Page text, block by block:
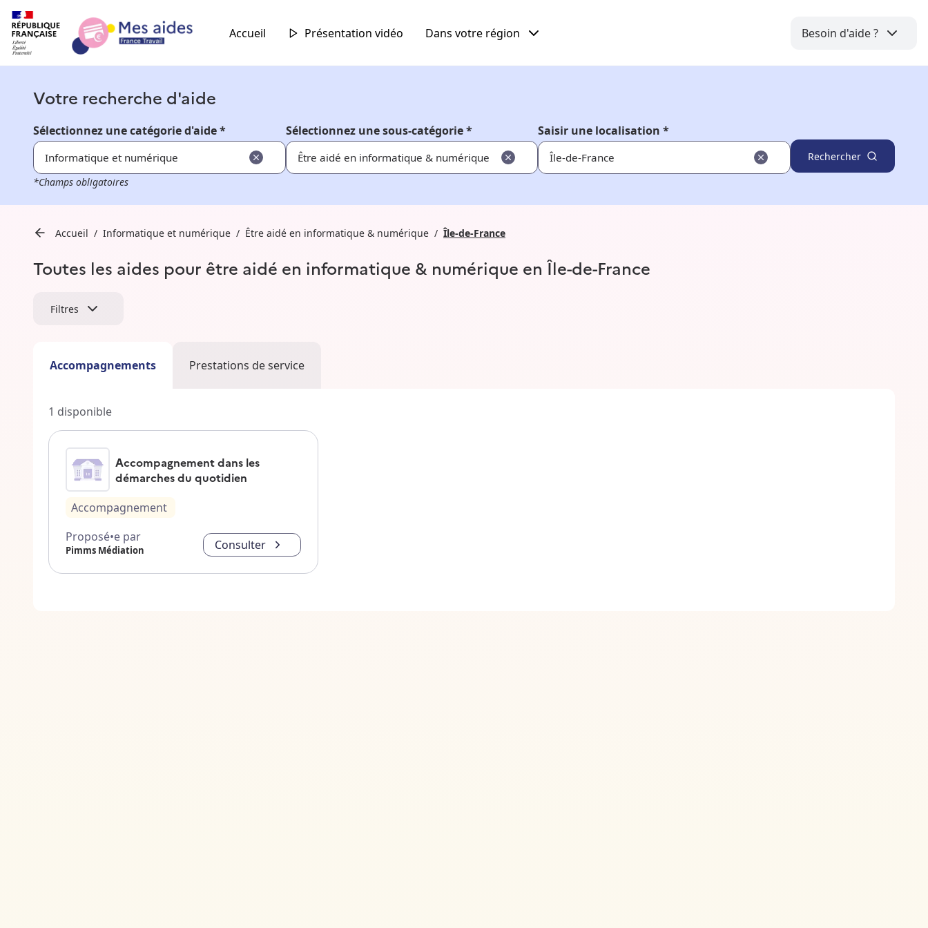
Accueil Présentation vidéo Dans votre région Besoin d'aide ?
Votre recherche d'aide
Sélectionnez une catégorie d'aide *
Informatique et numérique
Sélectionnez une sous-catégorie *
Être aidé en informatique & numérique
Saisir une localisation *
Rechercher
*Champs obligatoires
Accueil Informatique et numérique Être aidé en informatique & numérique Île-de-France
Toutes les aides pour être aidé en informatique & numérique en Île-de-France
Filtres
Accompagnements Prestations de service
1 disponible
Accompagnement dans les
démarches du quotidien
Accompagnement
Proposé•e par
Pimms Médiation Consulter